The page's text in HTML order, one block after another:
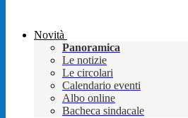
Novità
Panoramica
Le notizie
Le circolari
Calendario eventi
Albo online
Bacheca sindacale